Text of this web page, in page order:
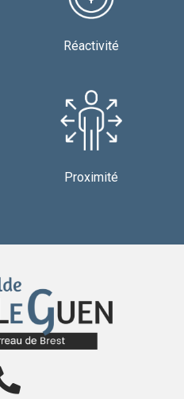
Réactivité
Proximité